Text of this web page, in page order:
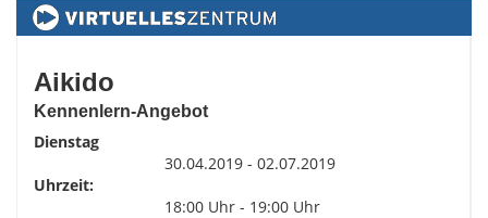
Aikido
Kennenlern-Angebot
Dienstag
30.04.2019 - 02.07.2019
Uhrzeit:
18:00 Uhr - 19:00 Uhr